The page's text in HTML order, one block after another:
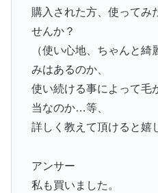
購入された方、使ってみ
せんか？
（使い心地、ちゃんと
みはあるのか、
使い続ける事によって毛
当なのか…等、
詳しく教えて頂けると嬉
アンサー
私も買いました。